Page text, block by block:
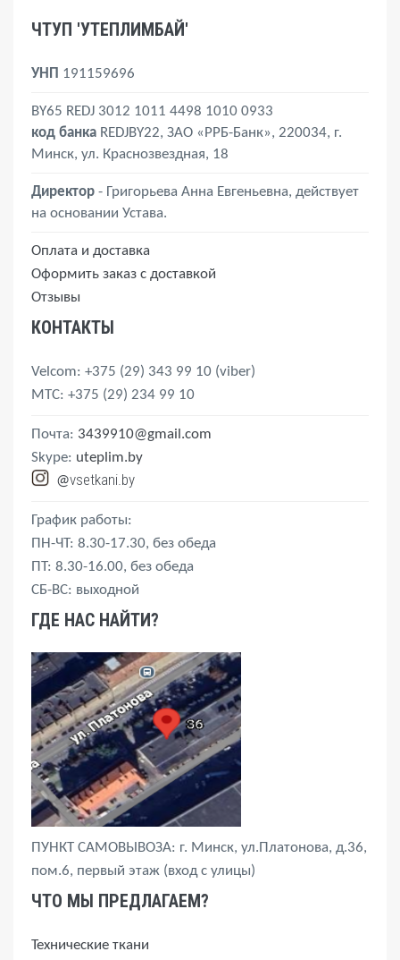
ЧТУП 'УТЕПЛИМБАЙ'
УНП 191159696
BY65 REDJ 3012 1011 4498 1010 0933
код банка REDJBY22, ЗАО «РРБ-Банк», 220034, г.
Минск, ул. Краснозвездная, 18
Директор - Григорьева Анна Евгеньевна, действует
на основании Устава.
Оплата и доставка
Оформить заказ с доставкой
Отзывы
КОНТАКТЫ
Velcom: +375 (29) 343 99 10 (viber)
MTС: +375 (29) 234 99 10
Почта: 3439910@gmail.com
Skype: uteplim.by
@vsetkani.by
График работы:
ПН-ЧТ: 8.30-17.30, без обеда
ПТ: 8.30-16.00, без обеда
СБ-ВС: выходной
ГДЕ НАС НАЙТИ?
ПУНКТ САМОВЫВОЗА: г. Минск, ул.Платонова, д.36,
пом.6, первый этаж (вход с улицы)
ЧТО МЫ ПРЕДЛАГАЕМ?
Технические ткани